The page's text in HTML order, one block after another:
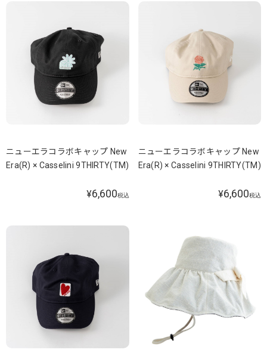
ニューエラコラボキャップ New
Era(R) × Casselini 9THIRTY(TM)
¥6,600税込
ニューエラコラボキャップ New
Era(R) × Casselini 9THIRTY(TM)
¥6,600税込